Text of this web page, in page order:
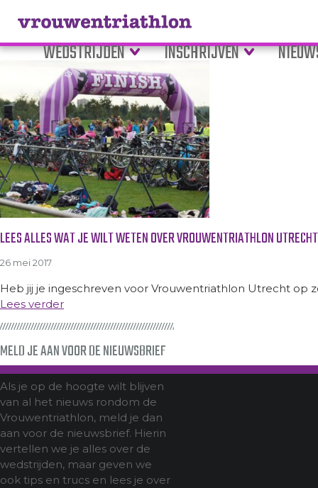
WEDSTRIJDEN INSCHRIJVEN
Tag Archive: starttijden
LEES ALLES WAT JE WILT WETEN OVER VROUWENTRIATHLON
26 mei 2017
Heb jij je ingeschreven voor Vrouwentriathlon Utrecht op
Lees verder
MELD JE AAN VOOR DE NIEUWSBRIEF
Als je op de hoogte wilt blijven
van al het nieuws rondom de
Vrouwentriathlon, meld je dan
aan voor de nieuwsbrief. Hierin
vertellen we je alles over de
wedstrijden, maar geven we
ook tips en trucs en lees je over